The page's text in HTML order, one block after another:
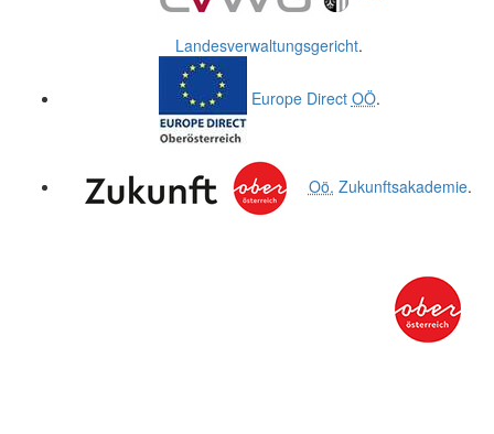
Landesverwaltungsgericht.
Europe Direct OÖ.
Oö. Zukunftsakademie.